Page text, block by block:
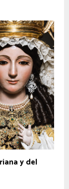
y del